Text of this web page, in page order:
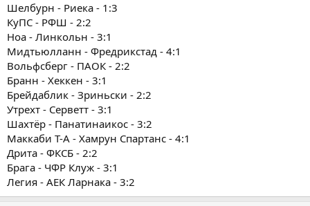
Шелбурн - Риека - 1:3
КуПС - РФШ - 2:2
Ноа - Линкольн - 3:1
Мидтьюлланн - Фредрикстад - 4:1
Вольфсберг - ПАОК - 2:2
Бранн - Хеккен - 3:1
Брейдаблик - Зриньски - 2:2
Утрехт - Серветт - 3:1
Шахтёр - Панатинаикос - 3:2
Маккаби Т-А - Хамрун Спартанс - 4:1
Дрита - ФКСБ - 2:2
Брага - ЧФР Клуж - 3:1
Легия - АЕК Ларнака - 3:2